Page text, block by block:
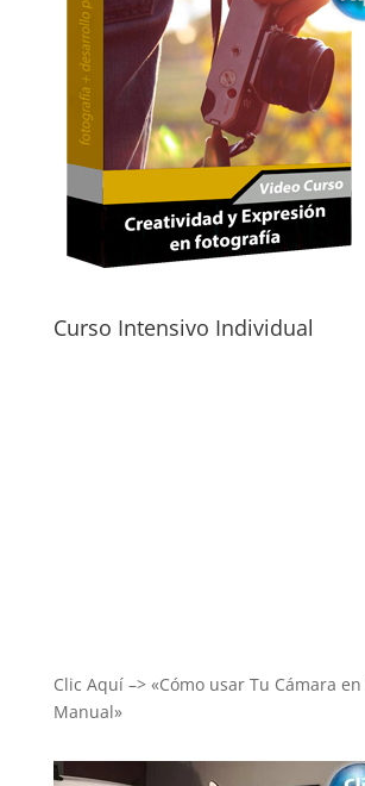
Curso Intensivo Individual
Clic Aquí –> «Cómo usar Tu Cámara
Manual»